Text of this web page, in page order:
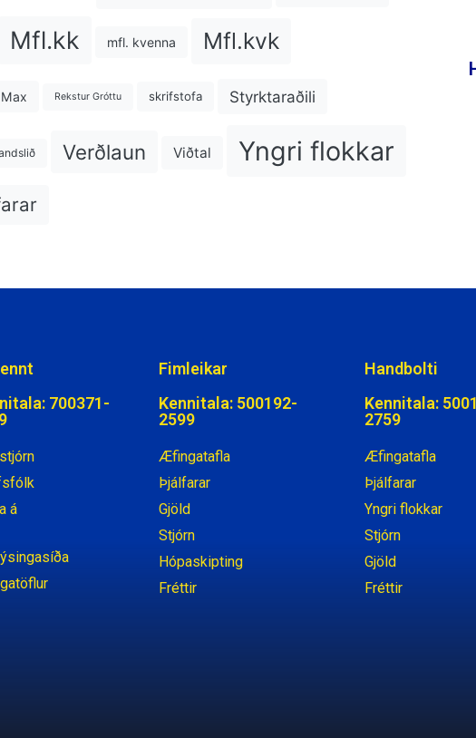
Mfl.kk mfl. kvenna Mfl.kvk
Rekstur Gróttu skrifstofa Styrktaraðili
Verðlaun Viðtal Yngri flokkar
700371-
á
Fimleikar
Kennitala: 500192-
2599
Æfingatafla
Þjálfarar
Gjöld
Stjórn
Hópaskipting
Fréttir
Handbolti
Kennitala:
2759
Æfingatafla
Þjálfarar
Yngri flokkar
Stjórn
Gjöld
Fréttir